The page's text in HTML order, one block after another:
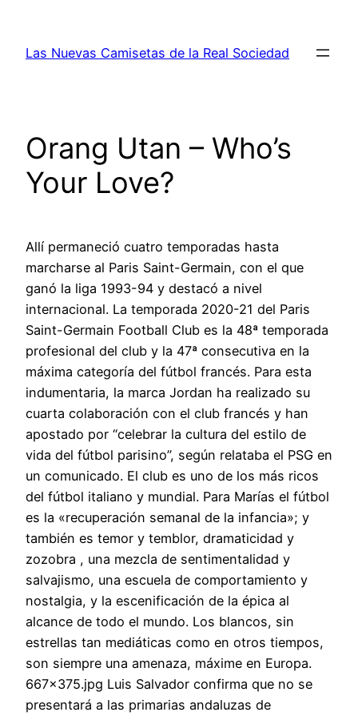
contenido
Las Nuevas Camisetas de la Real Sociedad
Orang Utan – Who’s
Your Love?
Allí permaneció cuatro temporadas hasta
marcharse al Paris Saint-Germain, con el que
ganó la liga 1993-94 y destacó a nivel
internacional. La temporada 2020-21 del Paris
Saint-Germain Football Club es la 48ª temporada
profesional del club y la 47ª consecutiva en la
máxima categoría del fútbol francés. Para esta
indumentaria, la marca Jordan ha realizado su
cuarta colaboración con el club francés y han
apostado por “celebrar la cultura del estilo de
vida del fútbol parisino”, según relataba el PSG en
un comunicado. El club es uno de los más ricos
del fútbol italiano y mundial. Para Marías el fútbol
es la «recuperación semanal de la infancia»; y
también es temor y temblor, dramaticidad y
zozobra , una mezcla de sentimentalidad y
salvajismo, una escuela de comportamiento y
nostalgia, y la escenificación de la épica al
alcance de todo el mundo. Los blancos, sin
estrellas tan mediáticas como en otros tiempos,
son siempre una amenaza, máxime en Europa.
667×375.jpg Luis Salvador confirma que no se
presentará a las primarias andaluzas de